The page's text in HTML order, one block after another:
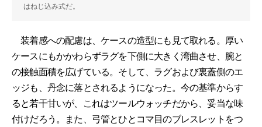
はねじ込み式だ。
装着感への配慮は、ケースの造型にも見て取れる。厚い
ケースにもかかわらずラグを下側に大きく湾曲させ、腕と
の接触面積を広げている。そして、ラグおよび裏蓋側のエ
ッジも、丹念に落とされるようになった。今の基準からす
ると若干甘いが、これはツールウォッチだから、妥当な味
付けだろう。また、弓管とひとコマ目のブレスレットをつ